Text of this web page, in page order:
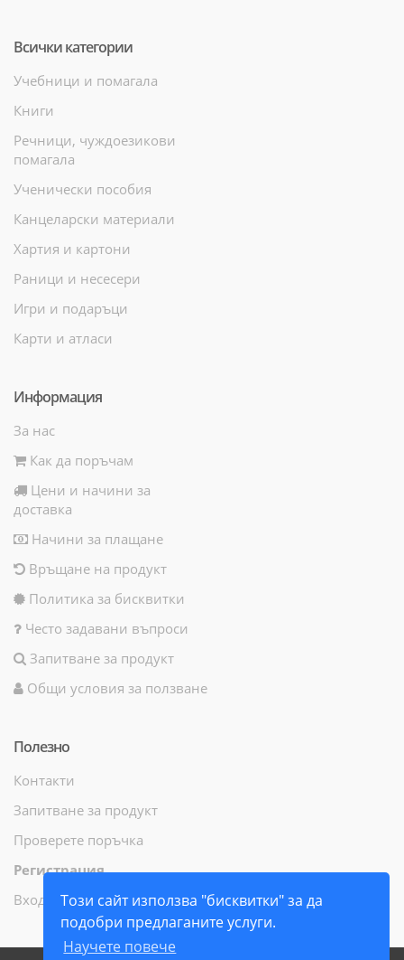
Този сайт използва "бисквитки" за да
подобри предлаганите услуги.
Научете повече
Всички категории
Учебници и помагала
Книги
Речници, чуждоезикови
помагала
Ученически пособия
Канцеларски материали
Хартия и картони
Раници и несесери
Игри и подаръци
Карти и атласи
Информация
За нас
Как да поръчам
Цени и начини за
доставка
Начини за плащане
Връщане на продукт
Политика за бисквитки
Често задавани въпроси
Запитване за продукт
Общи условия за ползване
Полезно
Контакти
Запитване за продукт
Проверете поръчка
Регистрация
Вход